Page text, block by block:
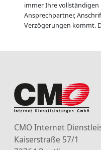
immer Ihre
Ansprechpartner,
Verzögerungen kommt.
CMO Internet
Kaiserstraße 57/1